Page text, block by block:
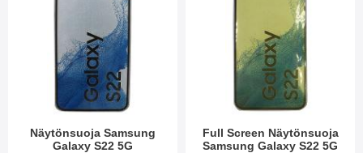
Näytönsuoja Samsung
Galaxy S22 5G
Full Screen Näytönsuoja
Samsung Galaxy S22 5G